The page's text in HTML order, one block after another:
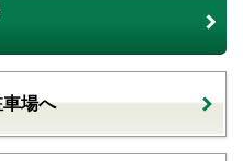
場へ